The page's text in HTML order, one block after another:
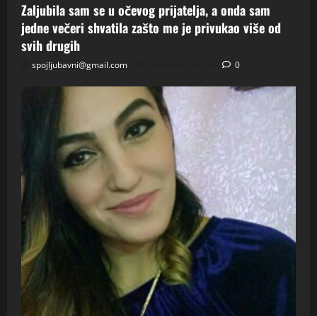
Zaljubila sam se u očevog prijatelja, a onda sam
jedne večeri shvatila zašto me je privukao više od
svih drugih
spojljubavni@gmail.com 0